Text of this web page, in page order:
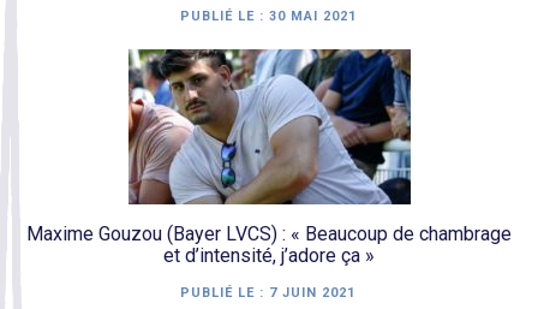
PUBLIÉ LE : 30 MAI 2021
Maxime Gouzou (Bayer LVCS) : « Beaucoup de chambrage
et d’intensité, j’adore ça »
PUBLIÉ LE : 7 JUIN 2021